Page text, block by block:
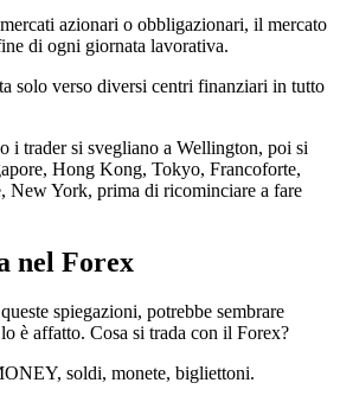
azionari o obbligazionari, il mercato
di ogni giornata lavorativa.
solo verso diversi centri finanziari in tutto
i trader si svegliano a Wellington, poi si
Hong Kong, Tokyo, Francoforte,
New York, prima di ricominciare a fare
nel Forex
spiegazioni, potrebbe sembrare
è affatto. Cosa si trada con il Forex?
soldi, monete, bigliettoni.